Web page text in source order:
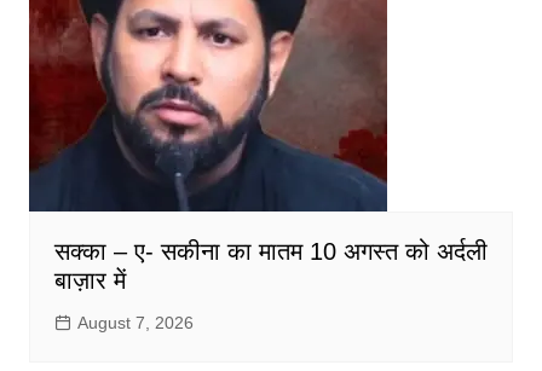
सक्का – ए- सकीना का मातम 10 अगस्त को अर्दली
बाज़ार में
August 7, 2026